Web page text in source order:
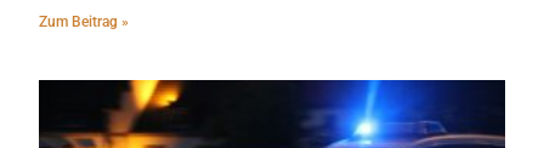
Zum Beitrag »